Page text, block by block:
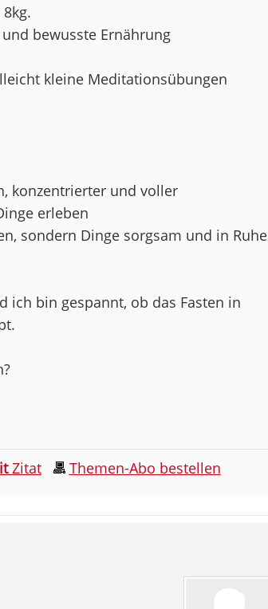
bewusste Ernährung
kleine Meditationsübungen
konzentrierter und voller
erleben
sondern Dinge sorgsam und in Ruhe
ich bin gespannt, ob das Fasten in
Zitat Themen-Abo bestellen